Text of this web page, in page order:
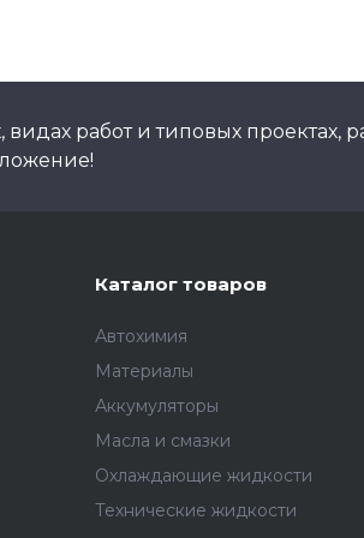
работ и типовых проектах,
Каталог товаров
Автохимия
Материалы
Аккумуляторы
Масла и смазки
Охлаждающие жидкости
Технические жидкости